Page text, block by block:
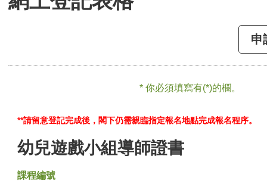
申
* 你必須填寫有(*)的欄。
**請留意登記完成後，閣下仍需親臨指定報名地點完成報名程序。
幼兒遊戲小組導師證書
課程編號